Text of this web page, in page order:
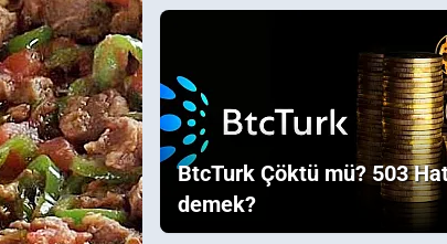
BtcTurk Çöktü mü? 503
demek?